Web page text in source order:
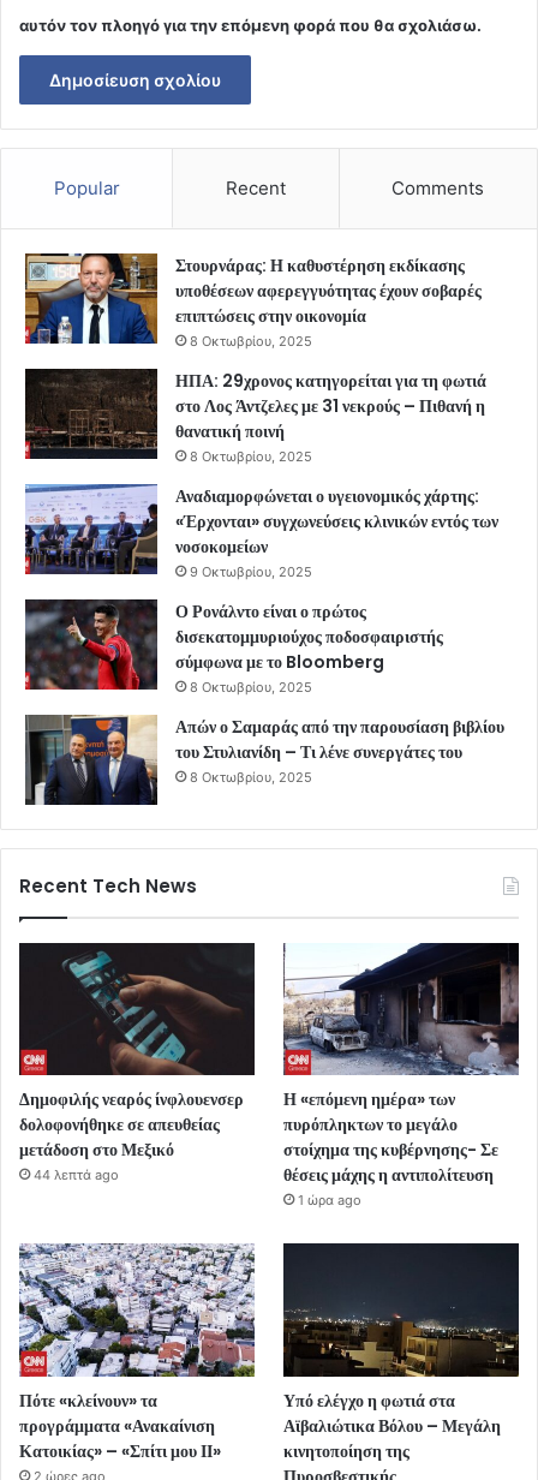
αυτόν τον πλοηγό για την επόμενη φορά που θα σχολιάσω.
Popular Recent Comments
Στουρνάρας: Η καθυστέρηση εκδίκασης
υποθέσεων αφερεγγυότητας έχουν σοβαρές
επιπτώσεις στην οικονομία
8 Οκτωβρίου, 2025
ΗΠΑ: 29χρονος κατηγορείται για τη φωτιά
στο Λος Άντζελες με 31 νεκρούς – Πιθανή η
θανατική ποινή
8 Οκτωβρίου, 2025
Αναδιαμορφώνεται ο υγειονομικός χάρτης:
«Έρχονται» συγχωνεύσεις κλινικών εντός των
νοσοκομείων
9 Οκτωβρίου, 2025
Ο Ρονάλντο είναι ο πρώτος
δισεκατομμυριούχος ποδοσφαιριστής
σύμφωνα με το Bloomberg
8 Οκτωβρίου, 2025
Απών ο Σαμαράς από την παρουσίαση βιβλίου
του Στυλιανίδη – Τι λένε συνεργάτες του
8 Οκτωβρίου, 2025
Recent Tech News
Δημοφιλής νεαρός ίνφλουενσερ
δολοφονήθηκε σε απευθείας
μετάδοση στο Μεξικό
44 λεπτά ago
Η «επόμενη ημέρα» των
πυρόπληκτων το μεγάλο
στοίχημα της κυβέρνησης- Σε
θέσεις μάχης η αντιπολίτευση
1 ώρα ago
Πότε «κλείνουν» τα
προγράμματα «Ανακαίνιση
Κατοικίας» – «Σπίτι μου ΙΙ»
2 ώρες ago
Υπό ελέγχο η φωτιά στα
Αϊβαλιώτικα Βόλου – Μεγάλη
κινητοποίηση της